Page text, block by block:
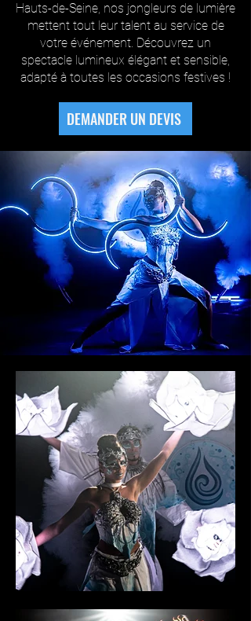
Hauts-de-Seine, nos jongleurs de lumière
mettent tout leur talent au service de
votre événement. Découvrez un
spectacle lumineux élégant et sensible,
adapté à toutes les occasions festives !
DEMANDER UN DEVIS